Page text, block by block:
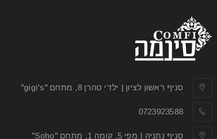
סניף ראשון לציון | ילדי טהרן 8, מתחם "gigi's"
0723923588
סניף נתניה | מפי 5, קומה 1, מתחם "Soho"